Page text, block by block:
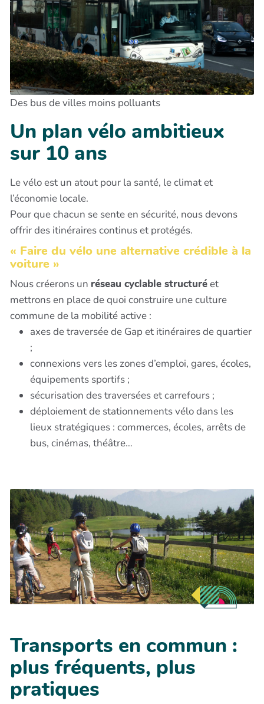
Des bus de villes moins polluants
Un plan vélo ambitieux
sur 10 ans
Le vélo est un atout pour la santé, le climat et
l’économie locale.
Pour que chacun se sente en sécurité, nous devons
offrir des itinéraires continus et protégés.
« Faire du vélo une alternative crédible à la
voiture »
Nous créerons un réseau cyclable structuréet
mettrons en place de quoi construire une culture
commune de la mobilité active :
axes de traversée de Gap et itinéraires de quartier
;
connexions vers les zones d’emploi, gares, écoles,
équipements sportifs ;
sécurisation des traversées et carrefours ;
déploiement de stationnements vélo dans les
lieux stratégiques : commerces, écoles, arrêts de
bus, cinémas, théâtre…
Transports en commun :
plus fréquents, plus
pratiques